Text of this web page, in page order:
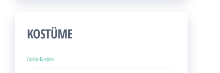
KOSTÜME
Gothic-Kostüm